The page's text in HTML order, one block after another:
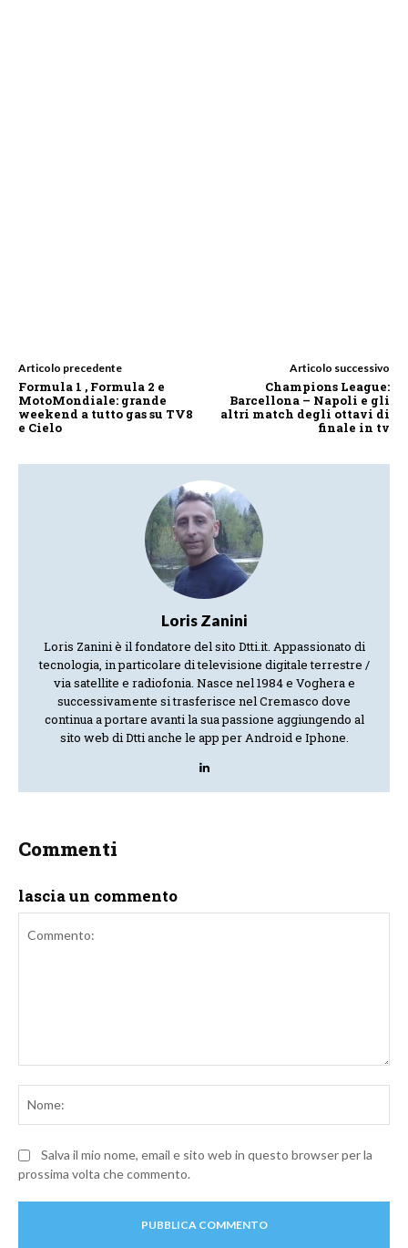
Articolo precedente
Formula 1 , Formula 2 e
MotoMondiale: grande
weekend a tutto gas su TV8
e Cielo
Articolo successivo
Champions League:
Barcellona – Napoli e gli
altri match degli ottavi di
finale in tv
Loris Zanini
Loris Zanini è il fondatore del sito Dtti.it. Appassionato di
tecnologia, in particolare di televisione digitale terrestre /
via satellite e radiofonia. Nasce nel 1984 e Voghera e
successivamente si trasferisce nel Cremasco dove
continua a portare avanti la sua passione aggiungendo al
sito web di Dtti anche le app per Android e Iphone.
Commenti
lascia un commento
Salva il mio nome, email e sito web in questo browser per la
prossima volta che commento.